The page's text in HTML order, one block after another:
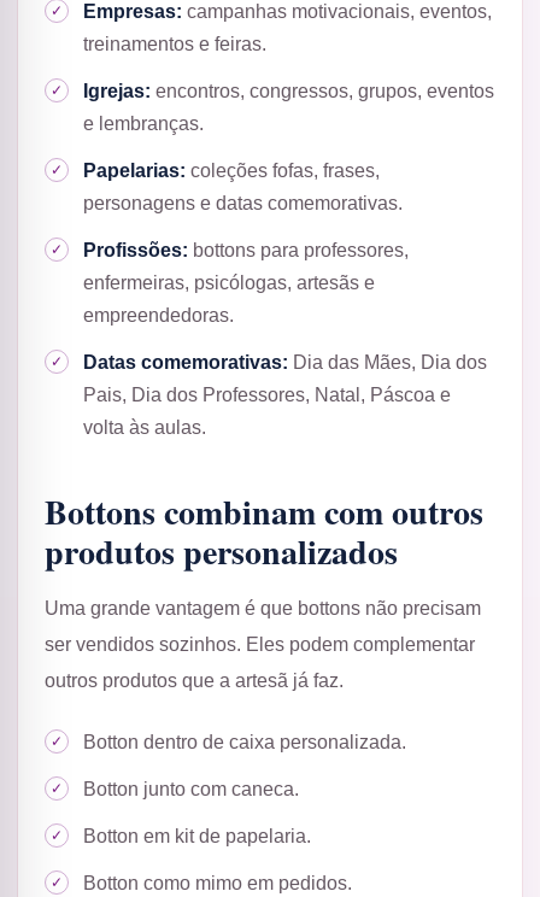
Empresas: campanhas motivacionais, eventos,
treinamentos e feiras.
Igrejas: encontros, congressos, grupos, eventos
e lembranças.
Papelarias: coleções fofas, frases,
personagens e datas comemorativas.
Profissões: bottons para professores,
enfermeiras, psicólogas, artesãs e
empreendedoras.
Datas comemorativas: Dia das Mães, Dia dos
Pais, Dia dos Professores, Natal, Páscoa e
volta às aulas.
Bottons combinam com outros
produtos personalizados
Uma grande vantagem é que bottons não precisam
ser vendidos sozinhos. Eles podem complementar
outros produtos que a artesã já faz.
Botton dentro de caixa personalizada.
Botton junto com caneca.
Botton em kit de papelaria.
Botton como mimo em pedidos.